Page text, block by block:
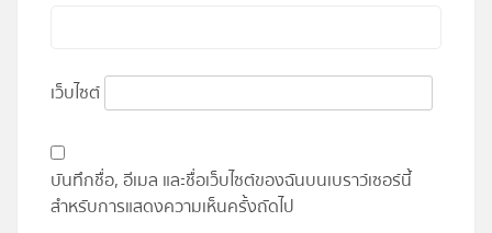
เว็บไซต์
บันทึกชื่อ, อีเมล และชื่อเว็บไซต์ของฉันบนเบราว์เซอร์นี้
สำหรับการแสดงความเห็นครั้งถัดไป